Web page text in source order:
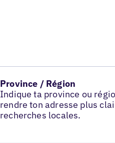
Province / Région
Indique ta province ou
rendre ton adresse plus
recherches locales.